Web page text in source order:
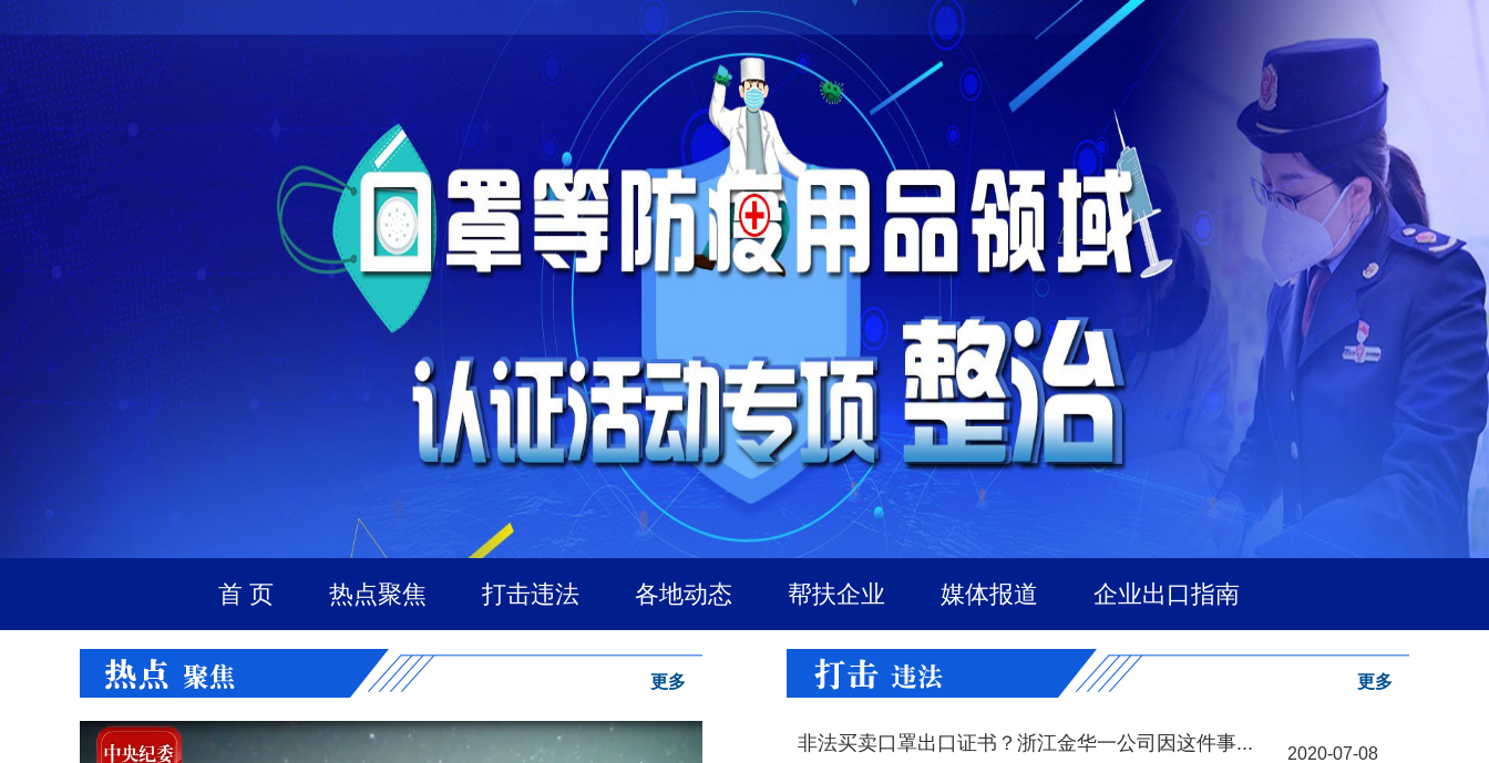
首 页 热点聚焦 打击违法 各地动态 帮扶企业 媒体报道 企业出口指南
更多 更多
非法买卖口罩出口证书？浙江金华一公司因这件事... 2020-07-08